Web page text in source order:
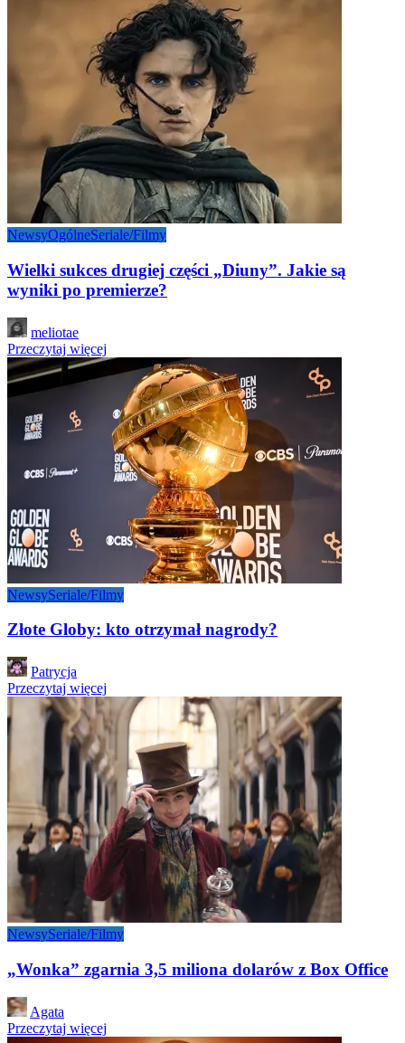
NewsyOgólneSeriale/Filmy
Wielki sukces drugiej części „Diuny”. Jakie są
wyniki po premierze?
Posted
by
meliotae
Przeczytaj więcej
NewsySeriale/Filmy
Złote Globy: kto otrzymał nagrody?
Posted
by
Patrycja
Przeczytaj więcej
NewsySeriale/Filmy
„Wonka” zgarnia 3,5 miliona dolarów z Box Office
Posted
by
Agata
Przeczytaj więcej